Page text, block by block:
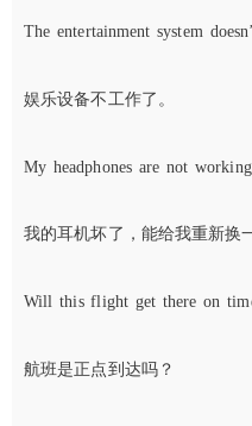
The entertainment system
娱乐设备不工作了。
My headphones are not
我的耳机坏了，能给我重新换
Will this flight get there on
航班是正点到达吗？